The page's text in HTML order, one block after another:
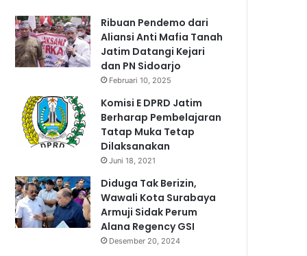
Ribuan Pendemo dari
Aliansi Anti Mafia Tanah
Jatim Datangi Kejari
dan PN Sidoarjo
Februari 10, 2025
Komisi E DPRD Jatim
Berharap Pembelajaran
Tatap Muka Tetap
Dilaksanakan
Juni 18, 2021
Diduga Tak Berizin,
Wawali Kota Surabaya
Armuji Sidak Perum
Alana Regency GSI
Desember 20, 2024